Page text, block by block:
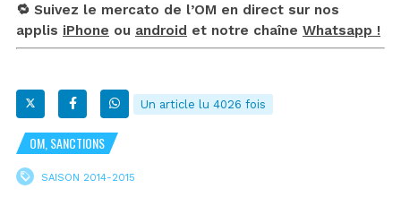
🔁 Suivez le mercato de l’OM en direct sur nos
applis iPhone ou android et notre chaîne Whatsapp !
Un article lu 4026 fois
OM, SANCTIONS
SAISON 2014-2015